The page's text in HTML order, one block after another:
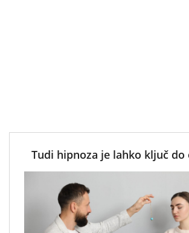
Tudi hipnoza je lahko ključ do